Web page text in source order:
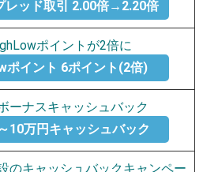
レッド取引 2.00倍→2.20倍
ポイントが2倍に
ポイント 6ポイント(2倍)
ーナスキャッシュバック
10万円キャッシュバック
のキャッシュバックキャンペー